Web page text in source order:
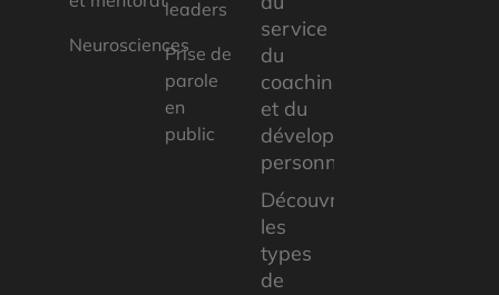
Neurosciences
leaders
Prise de
parole
en
public
service
du
coaching
et du
développement
personnel
Découvrez
les
types
de